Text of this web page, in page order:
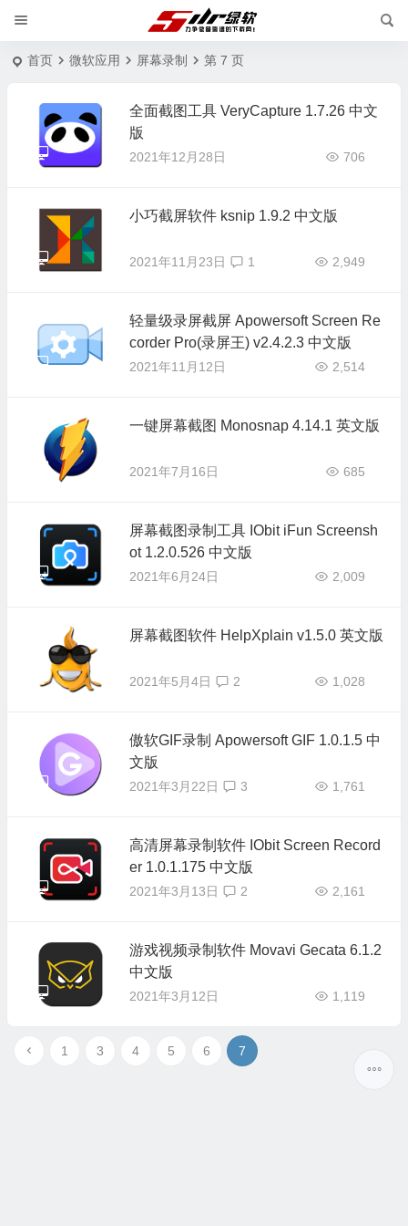
首页 微软应用 屏幕录制 第 7 页
全面截图工具 VeryCapture 1.7.26 中文
版
2021年12月28日 706
小巧截屏软件 ksnip 1.9.2 中文版
2021年11月23日 2,949
1
轻量级录屏截屏 Apowersoft Screen Re
corder Pro(录屏王) v2.4.2.3 中文版
2021年11月12日 2,514
一键屏幕截图 Monosnap 4.14.1 英文版
2021年7月16日 685
屏幕截图录制工具 IObit iFun Screensh
ot 1.2.0.526 中文版
2021年6月24日 2,009
屏幕截图软件 HelpXplain v1.5.0 英文版
2021年5月4日 1,028
2
傲软GIF录制 Apowersoft GIF 1.0.1.5 中
文版
2021年3月22日 1,761
3
高清屏幕录制软件 IObit Screen Record
er 1.0.1.175 中文版
2021年3月13日 2,161
2
游戏视频录制软件 Movavi Gecata 6.1.2
中文版
2021年3月12日 1,119
1 3 4 5 6 7